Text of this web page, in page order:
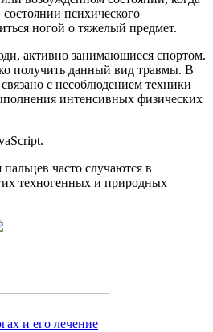
психического
ногой о тяжелый предмет.
активно занимающиеся спортом.
получить данный вид травмы. В
с несоблюдением техники
интенсивных физических
часто случаются в
техногенных и природных
и его лечение